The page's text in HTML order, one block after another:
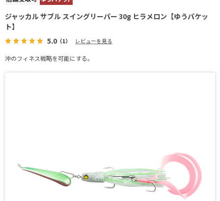
ジャッカル サブル スイングリーパー 30g ヒラメロン【ゆうパケッ
ト】
5.0（1） レビューを見る
沖のフィネス戦略を可能にする。